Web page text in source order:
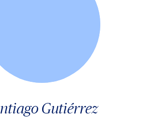
Gutiérrez